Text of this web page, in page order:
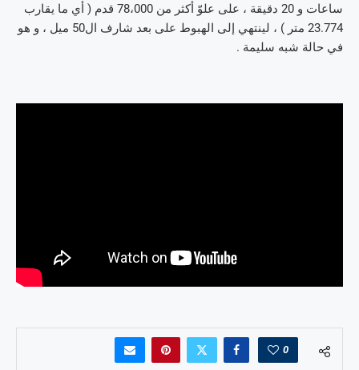
ساعات و 20 دقيقة ، على علوّ أكثر من 78،000 قدم ( أي ما يقارب
23.774 متر ) ، لينتهي إلى الهبوط على بعد شارف ال50 ميل ، و هو
في حالة شبه سليمة .
0